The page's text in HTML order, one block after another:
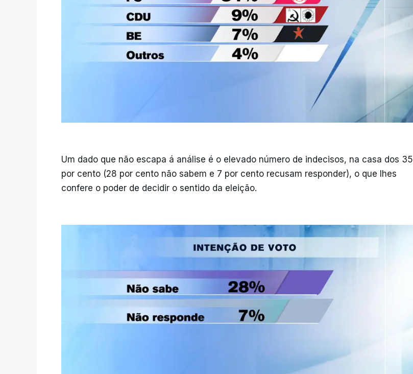
Um dado que não escapa á análise é o elevado número de indecisos, na casa dos 35
por cento (28 por cento não sabem e 7 por cento recusam responder), o que lhes
confere o poder de decidir o sentido da eleição.